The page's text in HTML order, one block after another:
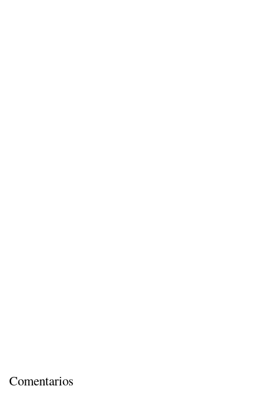
Comentarios